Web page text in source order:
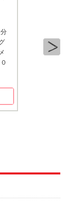
体・精密部
ックス製造